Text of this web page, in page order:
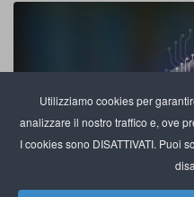
Utilizziamo cookies per
analizzare il nostro traffico e, ove
I cookies sono DISATTIVATI. Puoi